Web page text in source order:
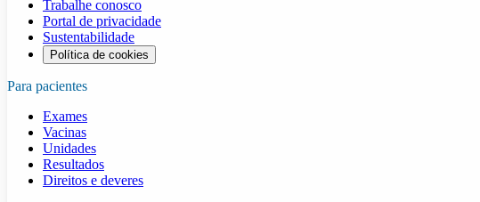
Trabalhe conosco
Portal de privacidade
Sustentabilidade
Política de cookies
Para pacientes
Exames
Vacinas
Unidades
Resultados
Direitos e deveres